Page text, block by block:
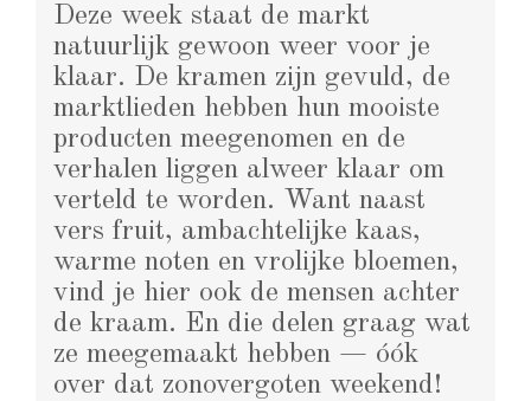
Deze week staat de markt
natuurlijk gewoon weer voor je
klaar. De kramen zijn gevuld, de
marktlieden hebben hun mooiste
producten meegenomen en de
verhalen liggen alweer klaar om
verteld te worden. Want naast
vers fruit, ambachtelijke kaas,
warme noten en vrolijke bloemen,
vind je hier ook de mensen achter
de kraam. En die delen graag wat
ze meegemaakt hebben — óók
over dat zonovergoten weekend!